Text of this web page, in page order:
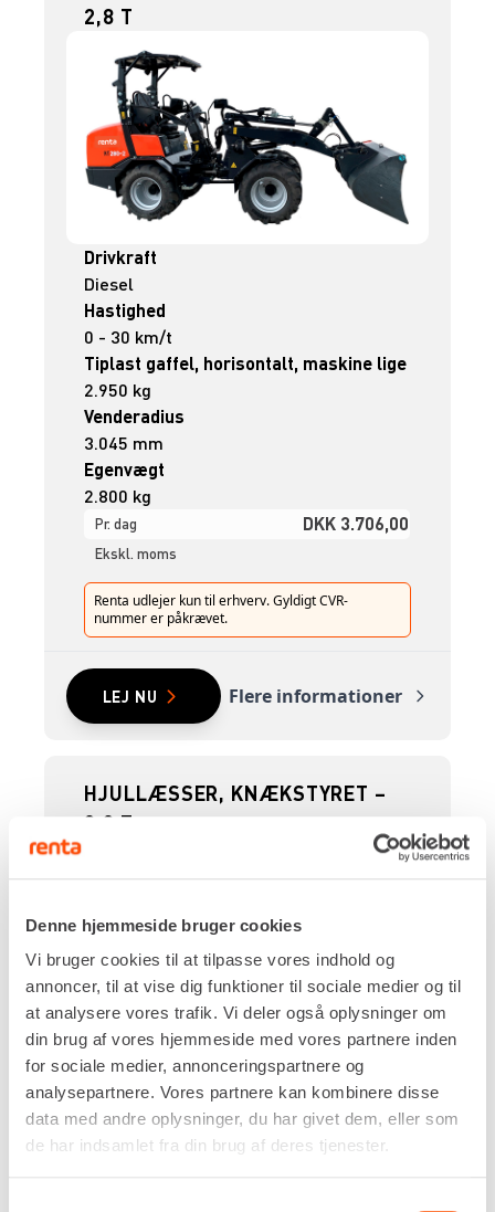
Denne hjemmeside bruger cookies
Vi bruger cookies til at tilpasse vores indhold og
annoncer, til at vise dig funktioner til sociale medier og til
at analysere vores trafik. Vi deler også oplysninger om
din brug af vores hjemmeside med vores partnere inden
for sociale medier, annonceringspartnere og
analysepartnere. Vores partnere kan kombinere disse
data med andre oplysninger, du har givet dem, eller som
de har indsamlet fra din brug af deres tjenester.
2,8 T
Drivkraft
Diesel
Hastighed
0 - 30 km/t
Tiplast gaffel, horisontalt, maskine lige
2.950 kg
Venderadius
3.045 mm
Egenvægt
2.800 kg
Pr. dag DKK 3.706,00
Ekskl. moms
Renta udlejer kun til erhverv. Gyldigt CVR-
nummer er påkrævet.
LEJ NU Flere informationer
HJULLÆSSER, KNÆKSTYRET –
3,3 T
Drivkraft
Diesel
Hastighed
0 - 20 km/t